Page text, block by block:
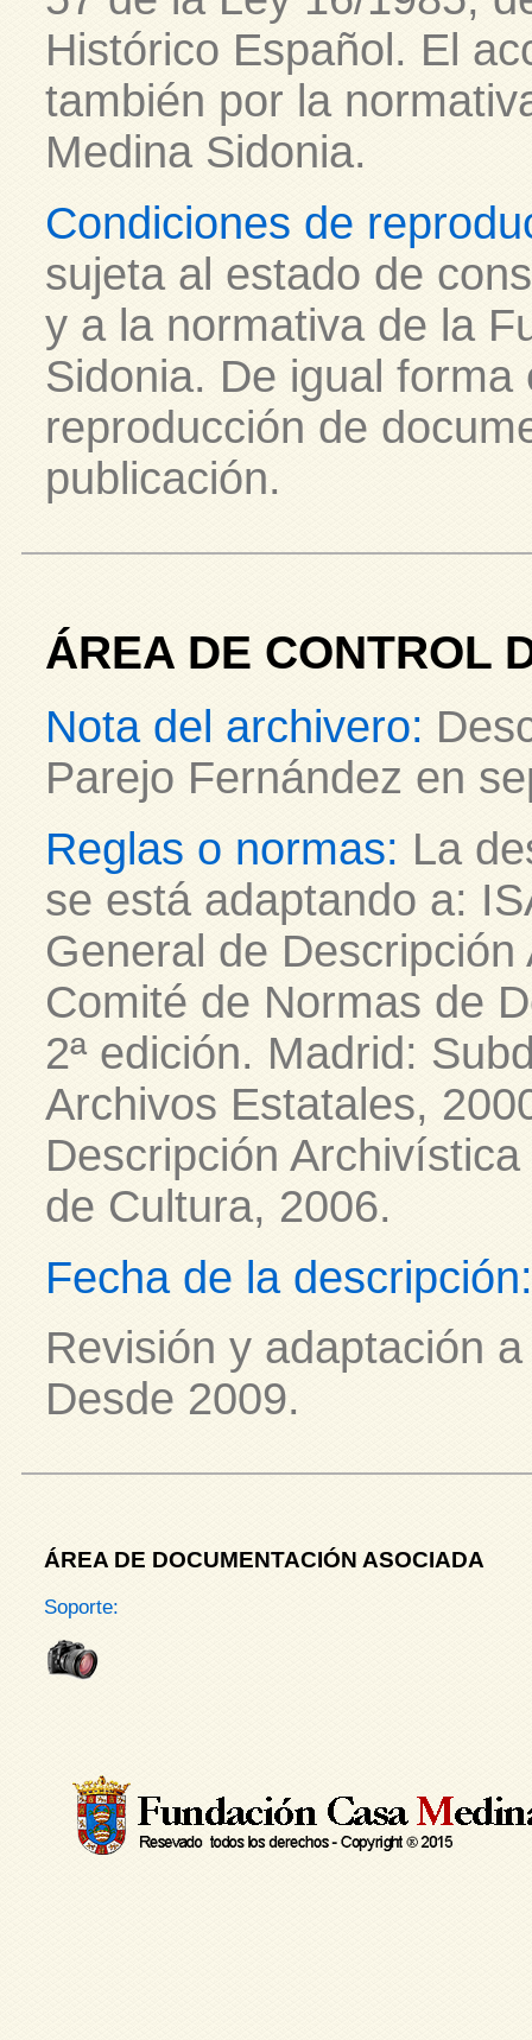
Histórico Español. El
también por la
Medina Sidonia.
Condiciones de
sujeta al estado de
y a la normativa de la
Sidonia. De igual
reproducción de
publicación.
ÁREA DE CONTROL
Nota del archivero:
Parejo Fernández en
Reglas o normas: La
se está adaptando a:
General de
Comité de Normas de
2ª edición. Madrid:
Archivos Estatales,
Descripción
de Cultura, 2006.
Fecha de la descripción:
Revisión y adaptación
Desde 2009.
ÁREA DE DOCUMENTACIÓN ASOCIADA
Soporte: